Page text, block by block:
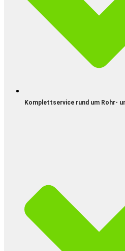
Komplettservice rund um Rohr-